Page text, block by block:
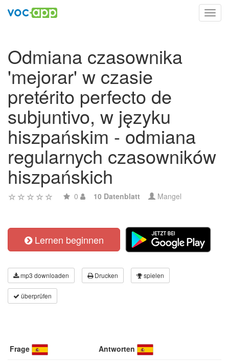
Odmiana czasownika
'mejorar' w czasie
pretérito perfecto de
subjuntivo, w języku
hiszpańskim - odmiana
regularnych czasowników
hiszpańskich
0 10 Datenblatt Mangel
Lernen beginnen
mp3 downloaden Drucken spielen
überprüfen
Frage Antworten